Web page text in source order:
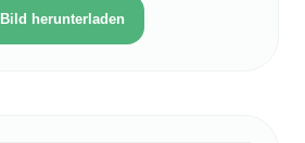
Bild herunterladen